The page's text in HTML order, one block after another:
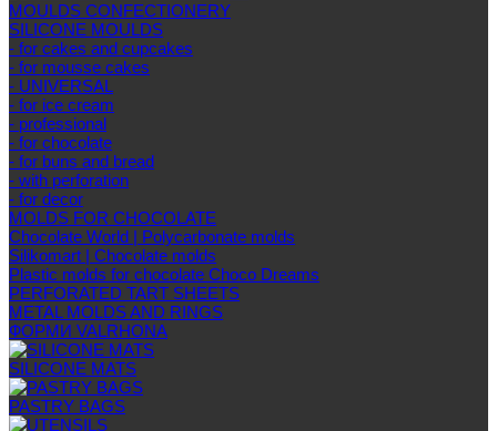
MOULDS CONFECTIONERY
SILICONE MOULDS
- for cakes and cupcakes
- for mousse cakes
- UNIVERSAL
- for ice cream
- professional
- for chocolate
- for buns and bread
- with perforation
- for decor
MOLDS FOR CHOCOLATE
Chocolate World | Polycarbonate molds
Silikomart | Chocolate molds
Plastic molds for chocolate Choco Dreams
PERFORATED TART SHEETS
METAL MOLDS AND RINGS
ФОРМИ VALRHONA
SILICONE MATS
PASTRY BAGS